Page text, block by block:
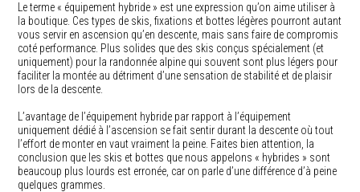
Le terme « équipement hybride » est une expression qu’on aime utiliser à
la boutique. Ces types de skis, fixations et bottes légères pourront autant
vous servir en ascension qu’en descente, mais sans faire de compromis
coté performance. Plus solides que des skis conçus spécialement (et
uniquement) pour la randonnée alpine qui souvent sont plus légers pour
faciliter la montée au détriment d’une sensation de stabilité et de plaisir
lors de la descente.
L’avantage de l’équipement hybride par rapport à l’équipement
uniquement dédié à l’ascension se fait sentir durant la descente où tout
l’effort de monter en vaut vraiment la peine. Faites bien attention, la
conclusion que les skis et bottes que nous appelons « hybrides » sont
beaucoup plus lourds est erronée, car on parle d’une différence d’à peine
quelques grammes.